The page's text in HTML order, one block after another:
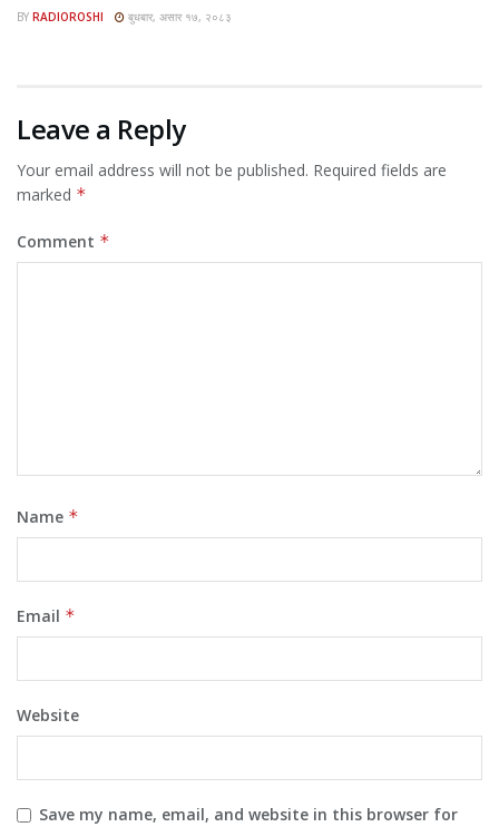
BY RADIOROSHI बुधबार, असार १७, २०८३
Leave a Reply
Your email address will not be published. Required fields are
marked *
Comment *
Name *
Email *
Website
Save my name, email, and website in this browser for